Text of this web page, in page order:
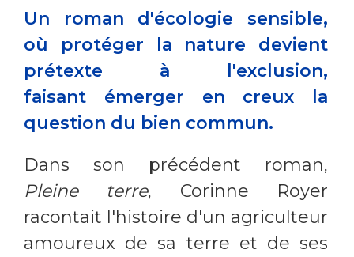
Un roman d'écologie sensible,
où protéger la nature devient
prétexte à l'exclusion,
faisant émerger en creux la
question du bien commun.
Dans son précédent roman,
Pleine terre, Corinne Royer
racontait l'histoire d'un agriculteur
amoureux de sa terre et de ses